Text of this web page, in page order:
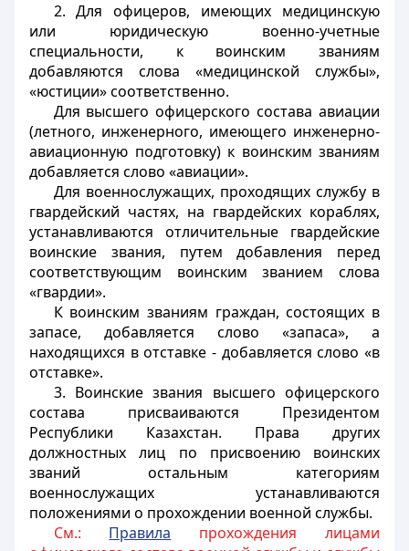
2. Для офицеров, имеющих медицинскую
или юридическую военно-учетные
специальности, к воинским званиям
добавляются слова «медицинской службы»,
«юстиции» соответственно.
Для высшего офицерского состава авиации
(летного, инженерного, имеющего инженерно-
авиационную подготовку) к воинским званиям
добавляется слово «авиации».
Для военнослужащих, проходящих службу в
гвардейский частях, на гвардейских кораблях,
устанавливаются отличительные гвардейские
воинские звания, путем добавления перед
соответствующим воинским званием слова
«гвардии».
К воинским званиям граждан, состоящих в
запасе, добавляется слово «запаса», а
находящихся в отставке - добавляется слово «в
отставке».
3. Воинские звания высшего офицерского
состава присваиваются Президентом
Республики Казахстан. Права других
должностных лиц по присвоению воинских
званий остальным категориям
военнослужащих устанавливаются
положениями о прохождении военной службы.
См.: Правила прохождения лицами